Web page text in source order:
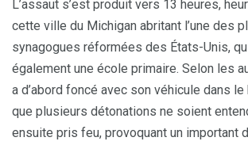
L’assaut s’est produit vers 13 heures,
cette ville du Michigan abritant l’une des
synagogues réformées des États-Unis,
également une école primaire. Selon les
a d’abord foncé avec son véhicule dans
que plusieurs détonations ne soient
ensuite pris feu, provoquant un important